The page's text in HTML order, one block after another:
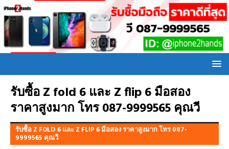
รับซื้อ Z fold 6 และ Z flip 6 มือสอง
ราคาสูงมาก โทร 087-9999565 คุณวี
รับซื้อ Z FOLD 6 และ Z FLIP 6 มือสอง ราคาสูงมาก โทร 087-
9999565 คุณวี